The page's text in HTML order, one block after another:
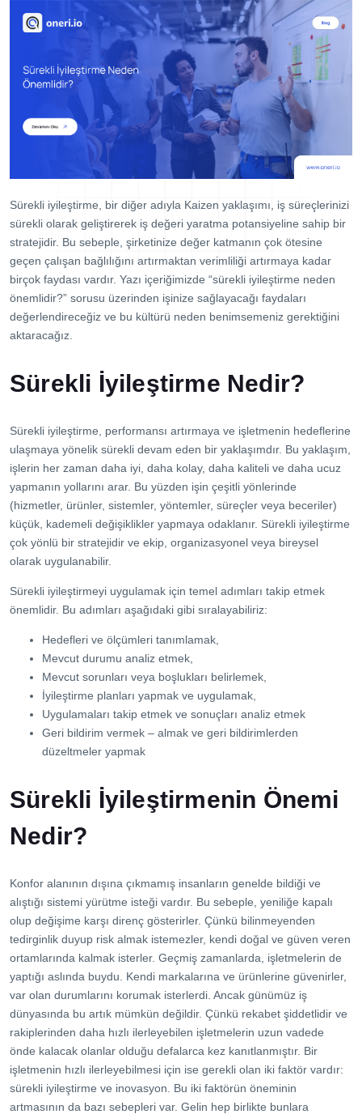
Dijital Denetim Yönetimi
Eğitim Yönetim Sistemi
Müşteri Talep Yönetimi
Danışmanlık
Webinar
E-Kitaplar
Başarı Hikayeleri
Kurumsal
Referanslar
Sürekli iyileştirme, bir diğer adıyla Kaizen yaklaşımı, iş süreçlerinizi
sürekli olarak geliştirerek iş değeri yaratma potansiyeline sahip bir
stratejidir. Bu sebeple, şirketinize değer katmanın çok ötesine
geçen çalışan bağlılığını artırmaktan verimliliği artırmaya kadar
birçok faydası vardır. Yazı içeriğimizde “sürekli iyileştirme neden
önemlidir?” sorusu üzerinden işinize sağlayacağı faydaları
değerlendireceğiz ve bu kültürü neden benimsemeniz gerektiğini
aktaracağız.
Sürekli İyileştirme Nedir?
Sürekli iyileştirme, performansı artırmaya ve işletmenin hedeflerine
ulaşmaya yönelik sürekli devam eden bir yaklaşımdır. Bu yaklaşım,
işlerin her zaman daha iyi, daha kolay, daha kaliteli ve daha ucuz
yapmanın yollarını arar. Bu yüzden işin çeşitli yönlerinde
(hizmetler, ürünler, sistemler, yöntemler, süreçler veya beceriler)
küçük, kademeli değişiklikler yapmaya odaklanır. Sürekli iyileştirme
çok yönlü bir stratejidir ve ekip, organizasyonel veya bireysel
olarak uygulanabilir.
Sürekli iyileştirmeyi uygulamak için temel adımları takip etmek
önemlidir. Bu adımları aşağıdaki gibi sıralayabiliriz:
Hedefleri ve ölçümleri tanımlamak,
Mevcut durumu analiz etmek,
Mevcut sorunları veya boşlukları belirlemek,
İyileştirme planları yapmak ve uygulamak,
Uygulamaları takip etmek ve sonuçları analiz etmek
Geri bildirim vermek – almak ve geri bildirimlerden
düzeltmeler yapmak
Sürekli İyileştirmenin Önemi
Nedir?
Konfor alanının dışına çıkmamış insanların genelde bildiği ve
alıştığı sistemi yürütme isteği vardır. Bu sebeple, yeniliğe kapalı
olup değişime karşı direnç gösterirler. Çünkü bilinmeyenden
tedirginlik duyup risk almak istemezler, kendi doğal ve güven veren
ortamlarında kalmak isterler. Geçmiş zamanlarda, işletmelerin de
yaptığı aslında buydu. Kendi markalarına ve ürünlerine güvenirler,
var olan durumlarını korumak isterlerdi. Ancak günümüz iş
dünyasında bu artık mümkün değildir. Çünkü rekabet şiddetlidir ve
rakiplerinden daha hızlı ilerleyebilen işletmelerin uzun vadede
önde kalacak olanlar olduğu defalarca kez kanıtlanmıştır. Bir
işletmenin hızlı ilerleyebilmesi için ise gerekli olan iki faktör vardır:
sürekli iyileştirme ve inovasyon. Bu iki faktörün öneminin
artmasının da bazı sebepleri var. Gelin hep birlikte bunlara